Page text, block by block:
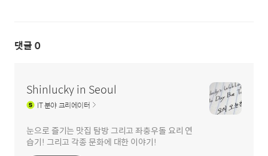
댓글 0
Shinlucky in Seoul
IT분야 크리에이터
눈으로 즐기는 맛집 탐방 그리고 좌충우돌 요리 연
습기! 그리고 각종 문화에 대한 이야기!